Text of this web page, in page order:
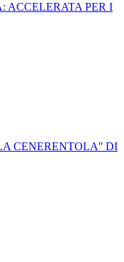
ACCELERATA PER I
CENERENTOLA'' DI